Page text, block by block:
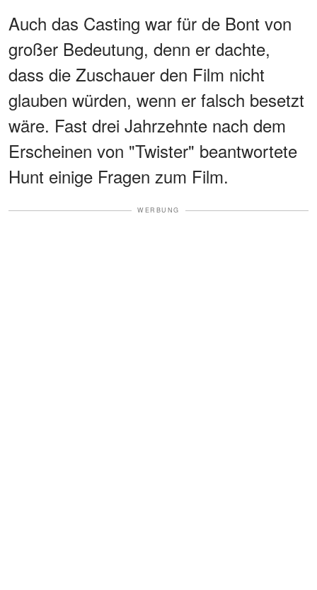
Auch das Casting war für de Bont von
großer Bedeutung, denn er dachte,
dass die Zuschauer den Film nicht
glauben würden, wenn er falsch besetzt
wäre. Fast drei Jahrzehnte nach dem
Erscheinen von "Twister" beantwortete
Hunt einige Fragen zum Film.
WERBUNG